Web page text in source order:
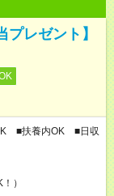
レゼント】
■扶養内OK ■日収
）